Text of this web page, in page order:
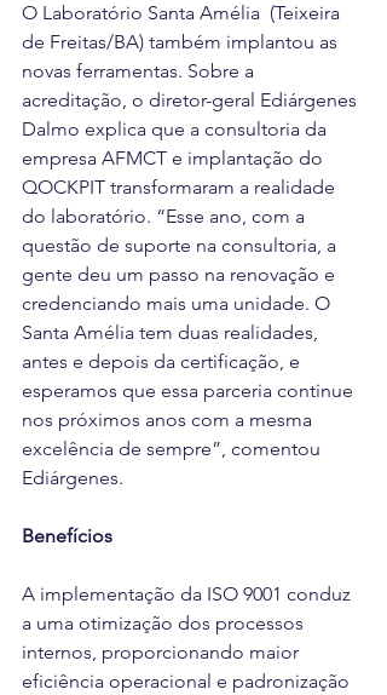
O Laboratório Santa Amélia  (Teixeira
de Freitas/BA) também implantou as
novas ferramentas. Sobre a
acreditação, o diretor-geral Ediárgenes
Dalmo explica que a consultoria da
empresa AFMCT e implantação do
QOCKPIT transformaram a realidade
do laboratório. “Esse ano, com a
questão de suporte na consultoria, a
gente deu um passo na renovação e
credenciando mais uma unidade. O
Santa Amélia tem duas realidades,
antes e depois da certificação, e
esperamos que essa parceria continue
nos próximos anos com a mesma
excelência de sempre”, comentou
Ediárgenes.
Benefícios
A implementação da ISO 9001 conduz
a uma otimização dos processos
internos, proporcionando maior
eficiência operacional e padronização